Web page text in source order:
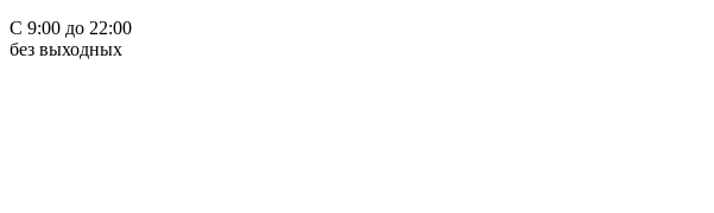
С 9:00 до 22:00
без выходных